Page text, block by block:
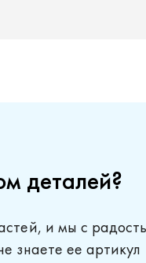
деталей?
и мы с
знаете ее артикул